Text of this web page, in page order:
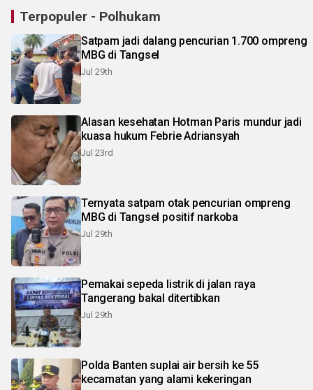
Terpopuler - Polhukam
Satpam jadi dalang pencurian 1.700 ompreng
MBG di Tangsel
Jul 29th
Alasan kesehatan Hotman Paris mundur jadi
kuasa hukum Febrie Adriansyah
Jul 23rd
Ternyata satpam otak pencurian ompreng
MBG di Tangsel positif narkoba
Jul 29th
Pemakai sepeda listrik di jalan raya
Tangerang bakal ditertibkan
Jul 29th
Polda Banten suplai air bersih ke 55
kecamatan yang alami kekeringan